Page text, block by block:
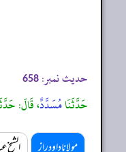
حدیث نمبر: 658
حَدَّثَنَامُسَدَّدٌ، قَالَ:
مولانا داود راز الشیخ